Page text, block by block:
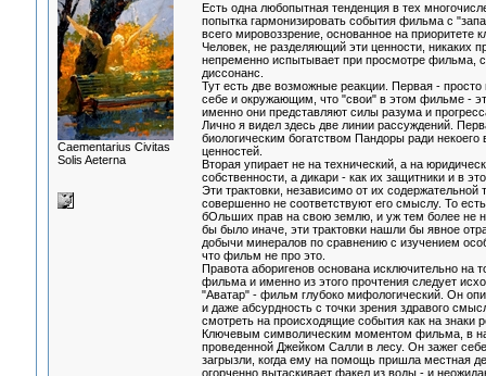
Сaementarius Civitas
Solis Aeterna
Есть одна любопытная тенденция в тех
попытка гармонизировать события фильма с
всего мировоззрение, основанное на приоритете
Человек, не разделяющий эти ценности, никаких
непременно испытывает при просмотре фильма,
диссонанс.
Тут есть две возможные реакции. Первая -
себе и окружающим, что "свои" в этом фильме -
именно они представляют силы разума и
Лично я видел здесь две линии рассуждений.
биологическим богатством Пандоры ради
ценностей.
Вторая упирает не на технический, а на
собственности, а дикари - как их защитники и в
Эти трактовки, независимо от их
совершенно не соответствуют его смыслу. То
бОльших прав на свою землю, и уж тем более не
бы было иначе, эти трактовки нашли бы явное
добычи минералов по сравнению с изучением
что фильм не про это.
Правота аборигенов основана исключительно
фильма и именно из этого прочтения следует
"Аватар" - фильм глубоко мифологический. Он
и даже абсурдность с точки зрения здравого
смотреть на происходящие события как на знаки
Ключевым символическим моментом фильма, в
проведенной Джейком Салли в лесу. Он зажег
загрызли, когда ему на помощь пришла местная
огорченно вытаскивает факел из воды - и